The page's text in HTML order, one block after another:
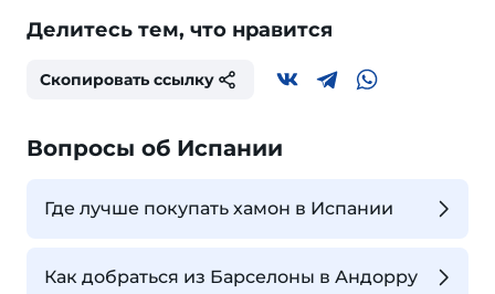
Делитесь тем, что нравится
Скопировать ссылку
Вопросы об Испании
Где лучше покупать хамон в Испании
Как добраться из Барселоны в Андорру